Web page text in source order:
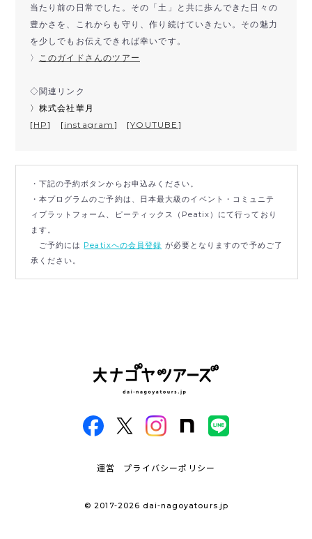
当たり前の日常でした。その「土」と共に歩んできた日々の
豊かさを、これからも守り、作り続けていきたい。その魅力
を少しでもお伝えできれば幸いです。
〉
このガイドさんのツアー
◇関連リンク
〉株式会社華月
[HP] [instagram ] [YOUTUBE ]
・下記の予約ボタンからお申込みください。
・本プログラムのご予約は、日本最大級のイベント・コミュニテ
ィプラットフォーム、ピーティックス（Peatix）にて行っており
ます。
ご予約には Peatixへの会員登録 が必要となりますので予めご了
承ください。
運営 プライバシーポリシー
© 2017-2026 dai-nagoyatours.jp